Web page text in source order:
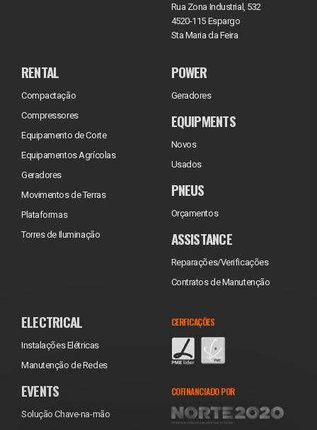
Rua Zona Industrial, 532
4520-115 Espargo
Sta Maria da Feira
RENTAL
Compactação
Compressores
Equipamento de Corte
Equipamentos Agrícolas
Geradores
Movimentos de Terras
Plataformas
Torres de Iluminação
POWER
Geradores
EQUIPMENTS
Novos
Usados
PNEUS
Orçamentos
ASSISTANCE
Reparações/Verificações
Contratos de Manutenção
ELECTRICAL
Instalações Elétricas
Manutenção de Redes
EVENTS
Solução Chave-na-mão
CERFICAÇÕES
COFINANCIADO POR